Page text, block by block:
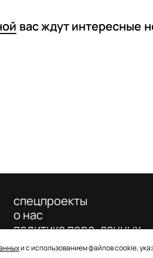
вас ждут интересные
и с использованием файлов cookie,
спецпроекты
о нас
политика перс. данных